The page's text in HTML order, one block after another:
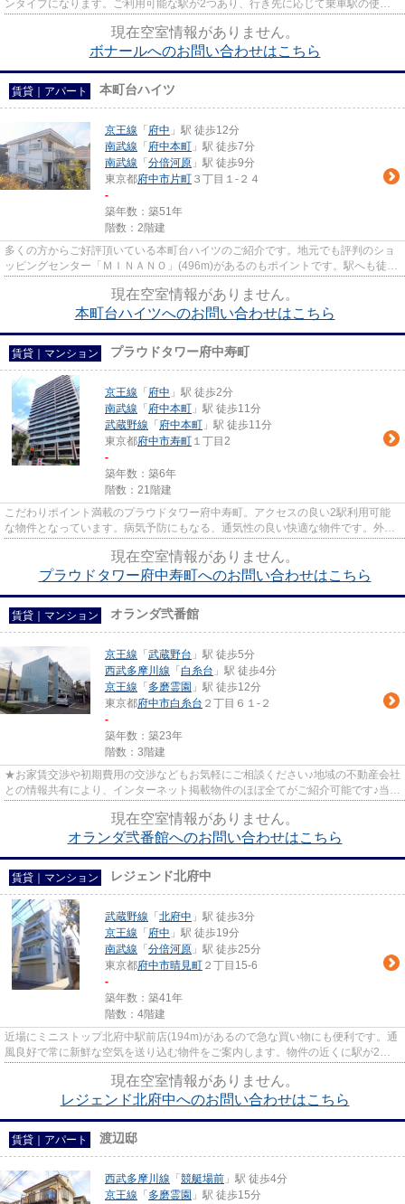
ンタイプになります。ご利用可能な駅が2つあり、行き先に応じて乗車駅の使い
現在空室情報がありません。
ボナールへのお問い合わせはこちら
賃貸｜アパート 本町台ハイツ
京王線 「 府中 」駅 徒歩12分
南武線 「 府中本町 」駅 徒歩7分
南武線 「 分倍河原 」駅 徒歩9分
東京都府中市片町 ３丁目１-２４
-
築年数：築51年
階数：2階建
多くの方からご好評頂いている本町台ハイツのご紹介です。地元でも評判のショ
ッピングセンター「ＭＩＮＡＮＯ」(496m)があるのもポイントです。駅へも徒歩
現在空室情報がありません。
本町台ハイツへのお問い合わせはこちら
賃貸｜マンション プラウドタワー府中寿町
京王線 「 府中 」駅 徒歩2分
南武線 「 府中本町 」駅 徒歩11分
武蔵野線 「 府中本町 」駅 徒歩11分
東京都府中市寿町 １丁目2
-
築年数：築6年
階数：21階建
こだわりポイント満載のプラウドタワー府中寿町。アクセスの良い2駅利用可能
な物件となっています。病気予防にもなる、通気性の良い快適な物件です。外装
現在空室情報がありません。
プラウドタワー府中寿町へのお問い合わせはこちら
賃貸｜マンション オランダ弐番館
京王線 「 武蔵野台 」駅 徒歩5分
西武多摩川線 「 白糸台 」駅 徒歩4分
京王線 「 多磨霊園 」駅 徒歩12分
東京都府中市白糸台 ２丁目６１-２
-
築年数：築23年
階数：3階建
★お家賃交渉や初期費用の交渉などもお気軽にご相談ください♪地域の不動産会社
との情報共有により、インターネット掲載物件のほぼ全てがご紹介可能です♪当店
現在空室情報がありません。
オランダ弐番館へのお問い合わせはこちら
賃貸｜マンション レジェンド北府中
武蔵野線 「 北府中 」駅 徒歩3分
京王線 「 府中 」駅 徒歩19分
南武線 「 分倍河原 」駅 徒歩25分
東京都府中市晴見町 ２丁目15-6
-
築年数：築41年
階数：4階建
近場にミニストップ北府中駅前店(194m)があるので急な買い物にも便利です。通
風良好で常に新鮮な空気を送り込む物件をご案内します。物件の近くに駅が2つ
現在空室情報がありません。
レジェンド北府中へのお問い合わせはこちら
賃貸｜アパート 渡辺邸
西武多摩川線 「 競艇場前 」駅 徒歩4分
京王線 「 多磨霊園 」駅 徒歩15分